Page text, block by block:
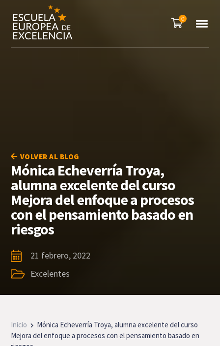
0
VOLVER AL BLOG
Mónica Echeverría Troya,
alumna excelente del curso
Mejora del enfoque a procesos
con el pensamiento basado en
riesgos
21 febrero, 2022
Excelentes
Inicio
Mónica Echeverría Troya, alumna excelente del curso
Mejora del enfoque a procesos con el pensamiento basado en